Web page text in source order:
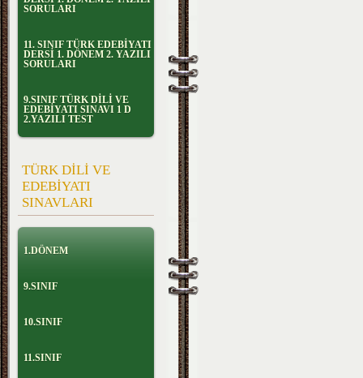
SORULARI
11. SINIF TÜRK EDEBİYATI
DERSİ 1. DÖNEM 2. YAZILI
SORULARI
9.SINIF TÜRK DİLİ VE
EDEBİYATI SINAVI 1 D
2.YAZILI TEST
TÜRK DİLİ VE
EDEBİYATI
SINAVLARI
1.DÖNEM
9.SINIF
10.SINIF
11.SINIF